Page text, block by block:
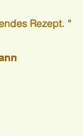
Rezept. “